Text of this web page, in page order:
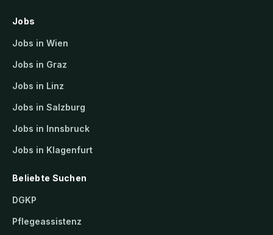
Jobs
Jobs in Wien
Jobs in Graz
Jobs in Linz
Jobs in Salzburg
Jobs in Innsbruck
Jobs in Klagenfurt
Beliebte Suchen
DGKP
Pflegeassistenz